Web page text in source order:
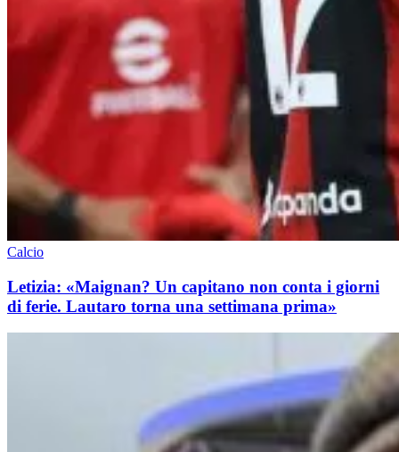
Calcio
Letizia: «Maignan? Un capitano non conta i giorni
di ferie. Lautaro torna una settimana prima»